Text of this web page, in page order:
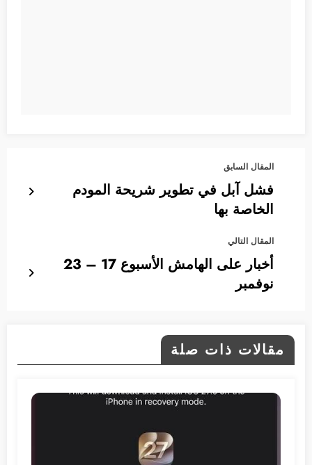
المقال السابق
فشل آبل في تطوير شريحة المودم
الخاصة بها
المقال التالي
أخبار على الهامش الأسبوع 17 – 23
نوفمبر
مقالات ذات صلة